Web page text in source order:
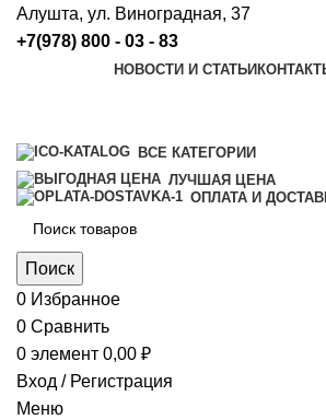
Алушта, ул. Виноградная, 37
+7(978) 800 - 03 - 83
НОВОСТИ И СТАТЬИ
ВСЕ КАТЕГОРИИ
ЛУЧШАЯ ЦЕНА
ОПЛАТА И
Поиск
0 Избранное
0 Сравнить
0 элемент 0,00 ₽
Вход / Регистрация
Меню